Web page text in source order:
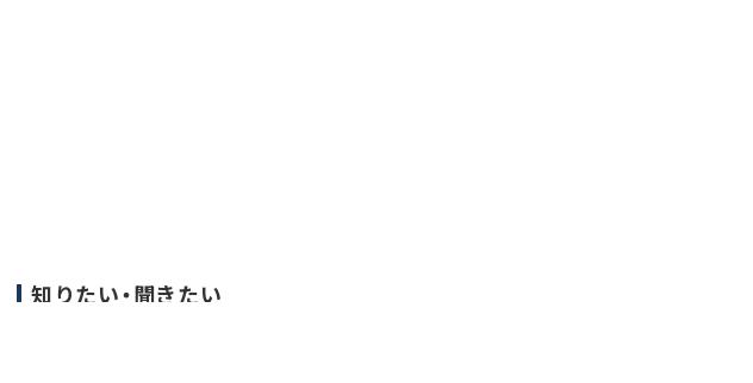
知りたい・聞きたい